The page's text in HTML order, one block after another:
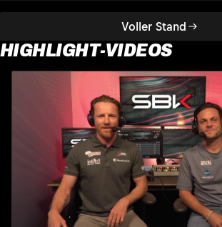
Voller Stand
HIGHLIGHT-VIDEOS